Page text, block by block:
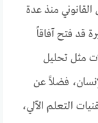
القانوني منذ عدة
قد فتح آفاقاً
مثل تحليل
فضلاً عن
التعلم الآلي،